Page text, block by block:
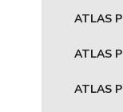
ATLAS
ATLAS
ATLAS